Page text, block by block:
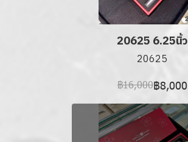
20625 6.25นิ้ว
20625
฿16,000฿8,000